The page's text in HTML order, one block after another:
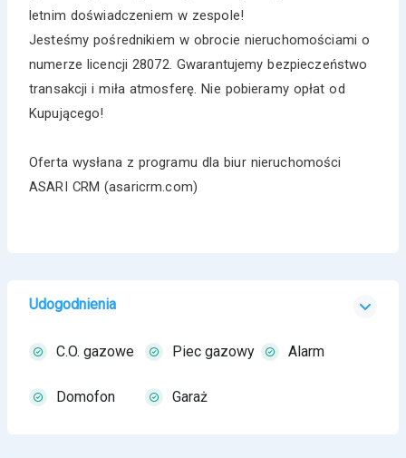
letnim doświadczeniem w zespole!
Jesteśmy pośrednikiem w obrocie nieruchomościami o
numerze licencji 28072. Gwarantujemy bezpieczeństwo
transakcji i miła atmosferę. Nie pobieramy opłat od
Kupującego!
Oferta wysłana z programu dla biur nieruchomości
ASARI CRM (asaricrm.com)
Udogodnienia
C.O. gazowe Piec gazowy Alarm
Domofon Garaż